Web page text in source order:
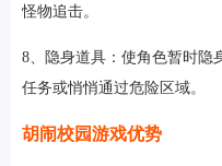
怪物追击。
8、隐身道具：使角色暂时隐
任务或悄悄通过危险区域。
胡闹校园游戏优势